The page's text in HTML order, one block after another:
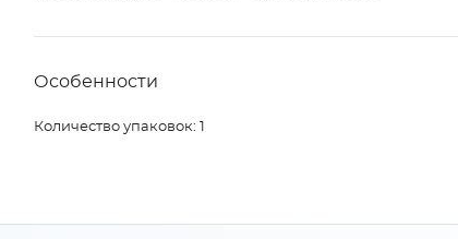
Особенности
Количество упаковок: 1